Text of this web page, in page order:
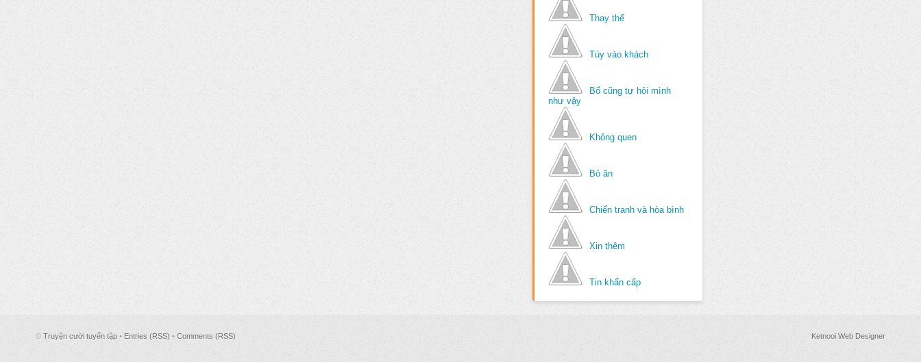
Thay thế
Tùy vào khách
Bố cũng tự hỏi mình
như vậy
Không quen
Bỏ ăn
Chiến tranh và hòa bình
Xin thêm
Tin khẩn cấp
© Truyện cười tuyển tập • Entries (RSS) • Comments (RSS) Ketnooi Web Designer